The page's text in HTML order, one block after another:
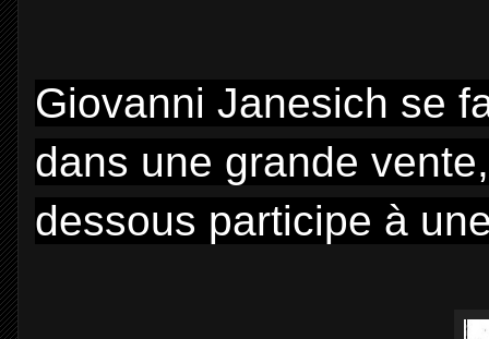
Giovanni Janesich se
dans une grande
dessous participe à